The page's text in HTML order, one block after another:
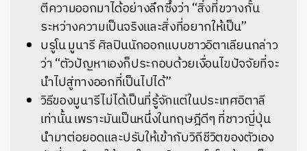
ตีความออกมาได้อย่างลึกซึ้งว่า “สิ่งที่ขวางกั้น
ระหว่างความเป็นจริงและสิ่งที่อยากให้เป็น”
บรูโน มูนารี ศิลปินนักออกแบบชาวอิตาเลียนกล่าว
ว่า “ตัวปัญหาเองก็ประกอบด้วยเงื่อนไขปัจจัยที่จะ
นำไปสู่ทางออกที่เป็นไปได้”
วิธีของมูนารีไม่ได้เป็นที่รู้จักแต่ในประเทศอิตาลี
เท่านั้น เพราะมันเป็นหนึ่งในทฤษฎีดีๆ ที่ชาวญี่ปุ่น
นำมาต่อยอดและปรับให้เข้ากับวิถีชีวิตของตัวเอง